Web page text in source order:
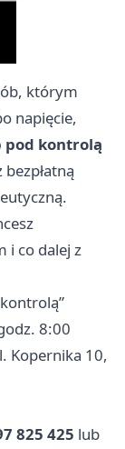
którym
napięcie,
pod kontrolą
i co dalej z
8:00
Kopernika 10,
825 425 lub